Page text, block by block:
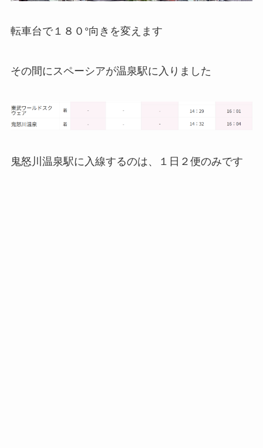
転車台で１８０°向きを変えます
その間にスペーシアが温泉駅に入りました
鬼怒川温泉駅に入線するのは、１日２便のみです